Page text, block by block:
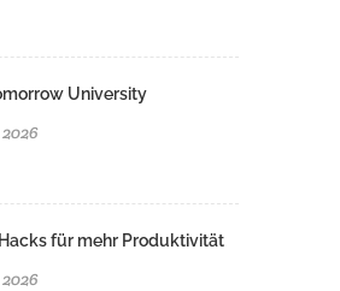
University
für mehr Produktivität